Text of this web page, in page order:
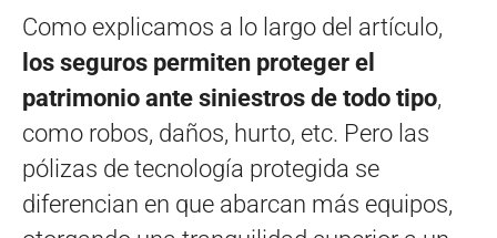
Como explicamos a lo largo del artículo,
los seguros permiten proteger el
patrimonio ante siniestros de todo tipo,
como robos, daños, hurto, etc. Pero las
pólizas de tecnología protegida se
diferencian en que abarcan más equipos,